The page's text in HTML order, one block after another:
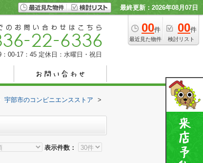
最終更新：2026年08月07日
00件
最近見た物件
00件
検討リスト
00-17：45 定休日：水曜日・祝日
宇部市のコンビニエンスストア
>
表示件数：